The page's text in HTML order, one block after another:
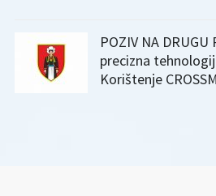
POZIV NA
precizna
Korištenje